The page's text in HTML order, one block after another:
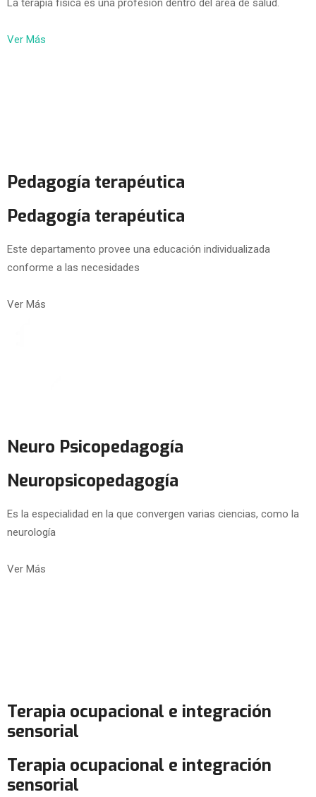
La terapia física es una profesión dentro del área de salud.
Ver Más
Pedagogía terapéutica
Pedagogía terapéutica
Este departamento provee una educación individualizada
conforme a las necesidades
Ver Más
Neuro Psicopedagogía
Neuropsicopedagogía
Es la especialidad en la que convergen varias ciencias, como la
neurología
Ver Más
Terapia ocupacional e integración
sensorial
Terapia ocupacional e integración
sensorial